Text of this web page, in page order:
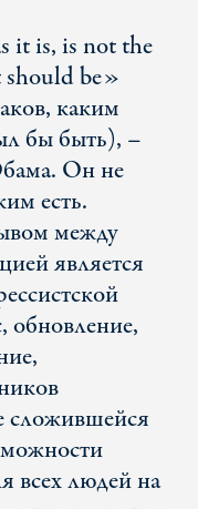
it is, is not the
be»
каким
бы быть), –
Он не
есть.
между
является
сложившейся
всех людей на